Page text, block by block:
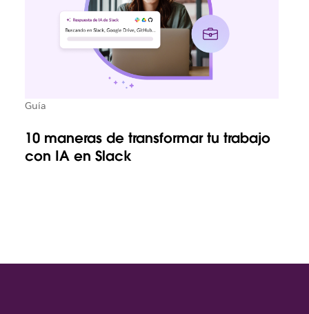
Guía
10 maneras de transformar tu trabajo
con IA en Slack